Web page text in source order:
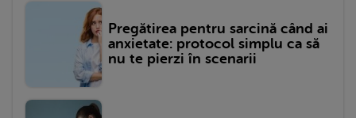
Pregătirea pentru sarcină când ai
anxietate: protocol simplu ca să
nu te pierzi în scenarii